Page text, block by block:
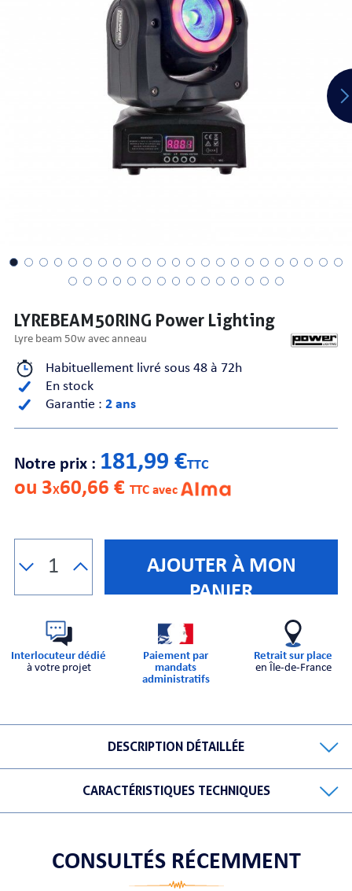
AUDIO
LYREBEAM50RING Power Lighting
lyre beam 50w avec anneau
Habituellement livré sous 48 à 72h
En stock
Garantie : 2 ans
Notre prix : 181,99 €TTC
ou 3X60,66 € TTC avec
AJOUTER À MON
PANIER
Interlocuteur dédié
à votre projet
Paiement par
mandats
administratifs
Retrait sur place
en Île-de-France
DESCRIPTION DÉTAILLÉE
CARACTÉRISTIQUES TECHNIQUES
CONSULTÉS RÉCEMMENT